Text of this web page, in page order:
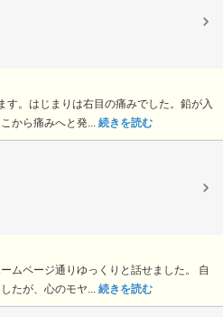
す。はじまりは右目の痛みでした。鉛が入
から痛みへと発... 続きを読む
ムページ通りゆっくりと話せました。 自
たが、心のモヤ... 続きを読む